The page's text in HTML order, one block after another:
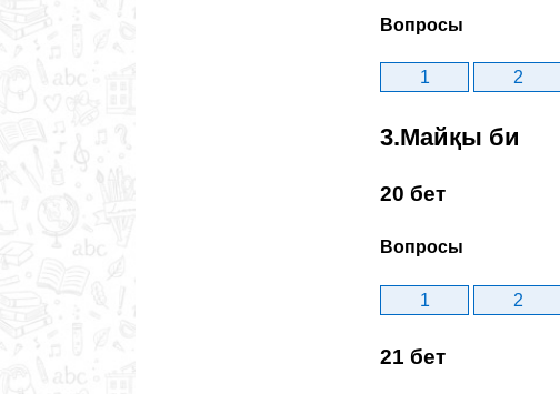
Вопросы
1 2
3.Майқы би
20 бет
Вопросы
1 2
21 бет